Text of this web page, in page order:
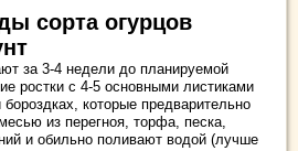
сорта огурцов
за 3-4 недели до планируемой
ростки с 4-5 основными листиками
которые предварительно
из перегноя, торфа, песка,
и обильно поливают водой (лучше